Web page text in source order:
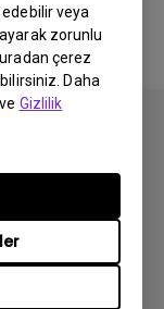
veya
zorunlu
çerez
Daha
ve Gizlilik